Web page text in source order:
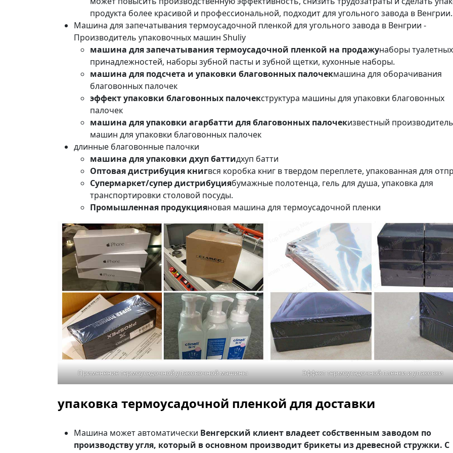
продукта более красивой и профессиональной, подходит для угольного завода в Венгрии.
Машина для запечатывания термоусадочной пленкой для угольного завода в Венгрии -
Производитель упаковочных машин Shuliy
машина для запечатывания термоусадочной пленкой на продажунаборы туалетных
принадлежностей, наборы зубной пасты и зубной щетки, кухонные наборы.
машина для подсчета и упаковки благовонных палочекмашина для оборачивания
благовонных палочек
эффект упаковки благовонных палочекструктура машины для упаковки благовонных
палочек
машина для упаковки агарбатти для благовонных палочекизвестный производитель
машин для упаковки благовонных палочек
длинные благовонные палочки
машина для упаковки дхуп баттидхуп батти
Оптовая дистрибуция книгвся коробка книг в твердом переплете, упакованная для
Супермаркет/супер дистрибуциябумажные полотенца, гель для душа, упаковка для
транспортировки столовой посуды.
Промышленная продукцияновая машина для термоусадочной пленки
Применение термоусадочной упаковочной машины Эффект термоусадочной пленки и упаковки
упаковка термоусадочной пленкой для доставки
Машина может автоматически Венгерский клиент владеет собственным заводом по
производству угля, который в основном производит брикеты из древесной стружки. С